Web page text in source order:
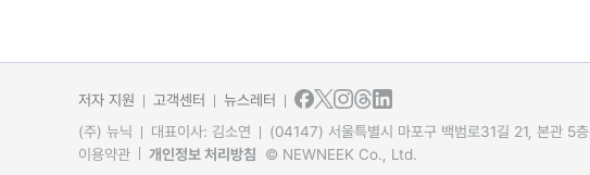
저자 지원 고객센터
뉴스레터
(주) 뉴닉
대표이사: 김소연 (04147) 서울특별시 마포구 백범로31길 21, 본관 5
이용약관
개인정보 처리방침 © NEWNEEK Co., Ltd.